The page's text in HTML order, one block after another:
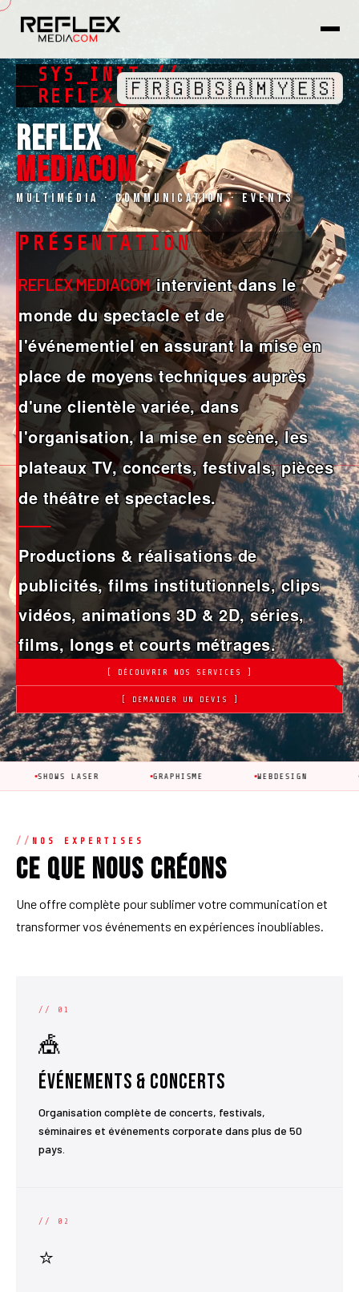
SYS_INIT //
REFLEX_MEDIACOM
REFLEX
MEDIACOM
Multimédia · Communication · Events
PRÉSENTATION
REFLEX MEDIACOMintervient dans le
monde du spectacle et de
l'événementiel en assurant la mise en
place de moyens techniques auprès
d'une clientèle variée, dans
l'organisation, la mise en scène, les
plateaux TV, concerts, festivals, pièces
de théâtre et spectacles.
Productions & réalisations de
publicités, films institutionnels, clips
vidéos, animations 3D & 2D, séries,
films, longs et courts métrages.
[ DÉCOUVRIR NOS SERVICES ]
[ DEMANDER UN DEVIS ]
LASER GRAPHISME WEBDESIGN
NOS EXPERTISES
Ce que nous créons
Une offre complète pour sublimer votre communication et
transformer vos événements en expériences inoubliables.
// 01
🎪
Événements & Concerts
Organisation complète de concerts, festivals,
séminaires et événements corporate dans plus de 50
pays.
// 02
⭐
🇫🇷🇬🇧🇸🇦🇲🇾🇪🇸